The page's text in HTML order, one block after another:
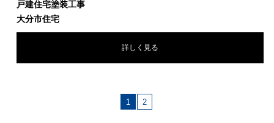
戸建住宅塗装工事
大分市住宅
詳しく見る
1 2